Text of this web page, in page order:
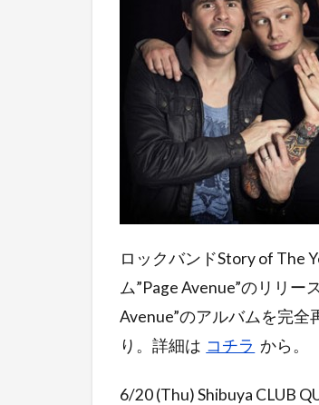
ロックバンドStory of The
ム”Page Avenue”のリリ
Avenue”のアルバムを完
り。詳細は コチラ から。
6/20 (Thu) Shibuya CLUB